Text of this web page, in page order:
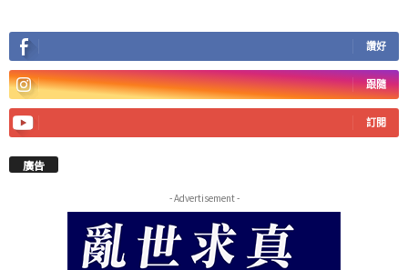
讚好
跟隨
訂閱
廣告
- Advertisement -